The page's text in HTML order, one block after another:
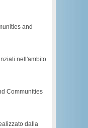
and
nell'ambito
Communities
dalla